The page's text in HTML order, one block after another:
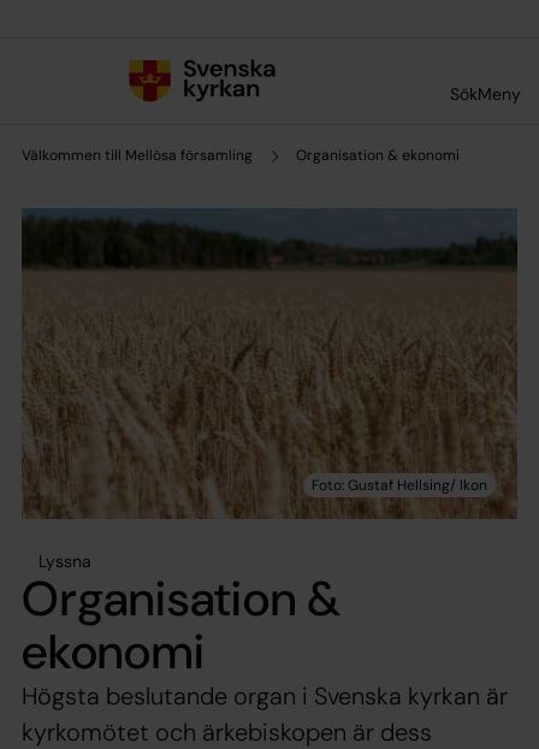
SökMeny
Välkommen till Mellösa församling Organisation & ekonomi
Lyssna
Organisation &
ekonomi
Högsta beslutande organ i Svenska kyrkan är
kyrkomötet och ärkebiskopen är dess